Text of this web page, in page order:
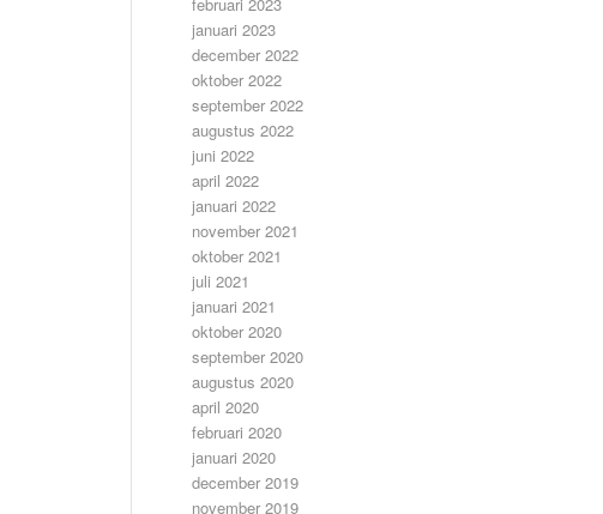
januari 2023
december 2022
oktober 2022
september 2022
augustus 2022
juni 2022
april 2022
januari 2022
november 2021
oktober 2021
juli 2021
januari 2021
oktober 2020
september 2020
augustus 2020
april 2020
februari 2020
januari 2020
december 2019
november 2019